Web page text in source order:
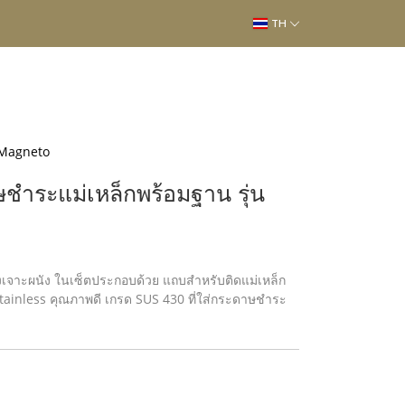
TH
ำระแม่เหล็กพร้อมฐาน รุ่น
จาะผนัง ในเซ็ตประกอบด้วย แถบสำหรับติดแม่เหล็ก
คุณภาพดี เกรด SUS 430 ที่ใส่กระดาษชำระ